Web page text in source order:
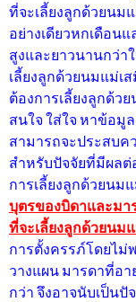
ที่จะเลี้ยงลูกด้วยนม
อย่างเดียวหกเดือน
สูงและยาวนานกว่า
เลี้ยงลูกด้วยนมแม่เ
ต้องการเลี้ยงลูกด้ว
สนใจ ใส่ใจ หาข้อมู
สามารถจะประสบค
สำหรับปัจจัยที่มีผล
การเลี้ยงลูกด้วยนม
บุตรของบิดาและมา
ที่จะเลี้ยงลูกด้วยนม
การตั้งครรภ์โดยไม่
วางแผน มารดาที่อ
กว่า จึงอาจนับเป็นปั